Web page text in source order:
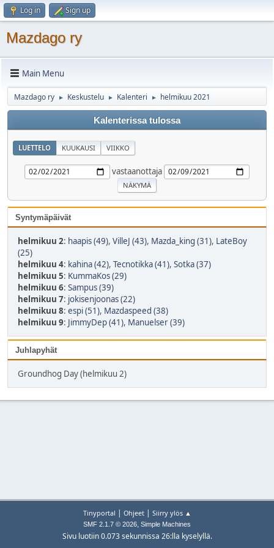
Log in Sign up
Mazdago ry
Main Menu
Mazdago ry ► Keskustelu ► Kalenteri ► helmikuu 2021
Kalenterissa tulossa
LUETTELO KUUKAUSI VIIKKO
vastaanottaja
Syntymäpäivät
helmikuu 2: haapis (49), VilleJ (43), Mazda_king (31), LateBoy
(25)
helmikuu 4: kahina (42), Tecnotikka (41), Sotka (37)
helmikuu 5: KummaKos (29)
helmikuu 6: Sampus (39)
helmikuu 7: jokisenjoonas (22)
helmikuu 8: espi (51), Mazdaspeed (38)
helmikuu 9: JimmyDep (41), Manuelser (39)
Juhlapyhät
Groundhog Day (helmikuu 2)
Tinyportal | Ohjeet| Siirry ylös ▲
SMF 2.1.7 © 2026, Simple Machines
Sivu luotiin 0.073 sekunnissa 26:lla kyselyllä.